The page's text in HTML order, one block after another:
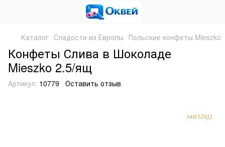
Каталог Сладости из Европы Польские конфеты Mieszko
Конфеты Слива в Шоколаде
Mieszko 2.5/ящ
Артикул: 10779 Оставить отзыв